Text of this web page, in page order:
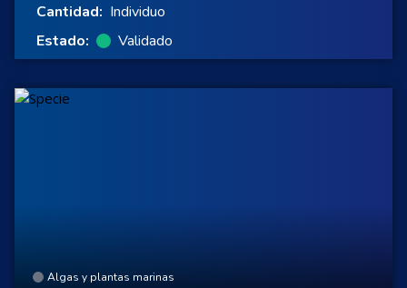
Cantidad: Individuo
Estado:
Validado
Algas y plantas marinas